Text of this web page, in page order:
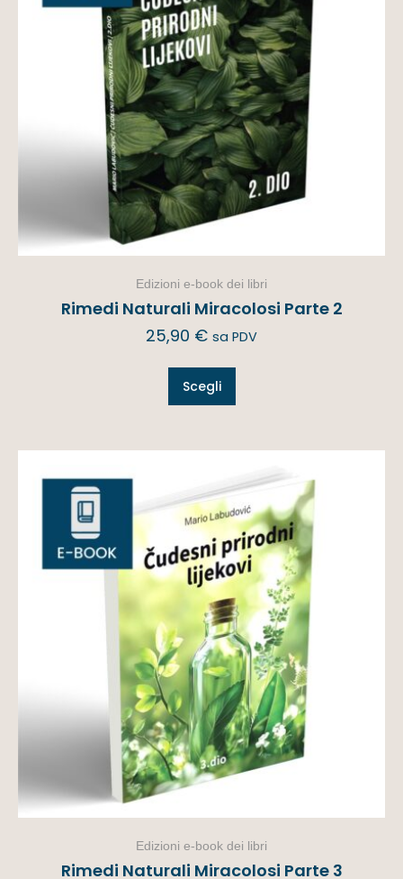
Edizioni e-book dei libri
Rimedi Naturali Miracolosi Parte 2
25,90 € sa PDV
Scegli
Edizioni e-book dei libri
Rimedi Naturali Miracolosi Parte 3